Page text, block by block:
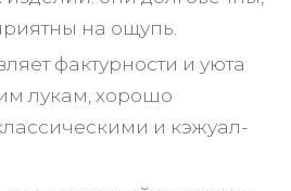
на ощупь.
фактурности и уюта
лукам, хорошо
и кэжуал-